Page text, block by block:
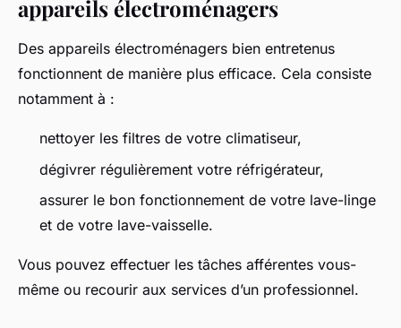
appareils électroménagers
Des appareils électroménagers bien entretenus
fonctionnent de manière plus efficace. Cela consiste
notamment à :
nettoyer les filtres de votre climatiseur,
dégivrer régulièrement votre réfrigérateur,
assurer le bon fonctionnement de votre lave-linge
et de votre lave-vaisselle.
Vous pouvez effectuer les tâches afférentes vous-
même ou recourir aux services d’un professionnel.